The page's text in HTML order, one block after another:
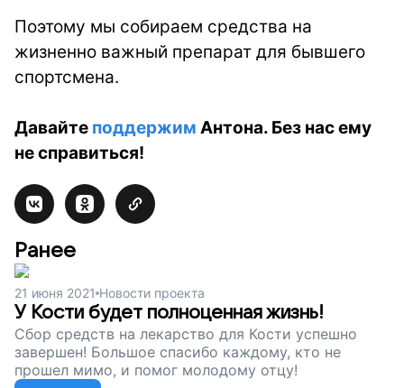
Поэтому мы собираем средства на
жизненно важный препарат для бывшего
спортсмена.
Давайте поддержим Антона. Без нас ему
не справиться!
Ранее
21 июня 2021 Новости проекта
У Кости будет полноценная жизнь!
Сбор средств на лекарство для Кости успешно
завершен! Большое спасибо каждому, кто не
прошел мимо, и помог молодому отцу!